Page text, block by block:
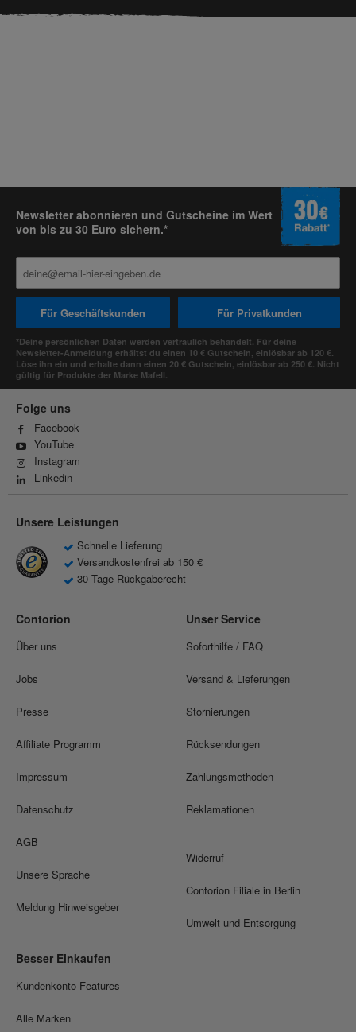
Newsletter abonnieren und Gutscheine im Wert
von bis zu 30 Euro sichern.*
Für Geschäftskunden Für Privatkunden
*Deine persönlichen Daten werden vertraulich behandelt. Für deine
Newsletter-Anmeldung erhältst du einen 10 € Gutschein, einlösbar ab 120 €.
Löse ihn ein und erhalte dann einen 20 € Gutschein, einlösbar ab 250 €. Nicht
gültig für Produkte der Marke Mafell.
Folge uns
Facebook
YouTube
Instagram
Linkedin
Unsere Leistungen
Schnelle Lieferung
Versandkostenfrei ab 150 €
30 Tage Rückgaberecht
Contorion
Über uns
Jobs
Presse
Affiliate Programm
Impressum
Datenschutz
AGB
Unsere Sprache
Meldung Hinweisgeber
Unser Service
Soforthilfe / FAQ
Versand & Lieferungen
Stornierungen
Rücksendungen
Zahlungsmethoden
Reklamationen
Widerruf
Contorion Filiale in Berlin
Umwelt und Entsorgung
Besser Einkaufen
Kundenkonto-Features
Alle Marken